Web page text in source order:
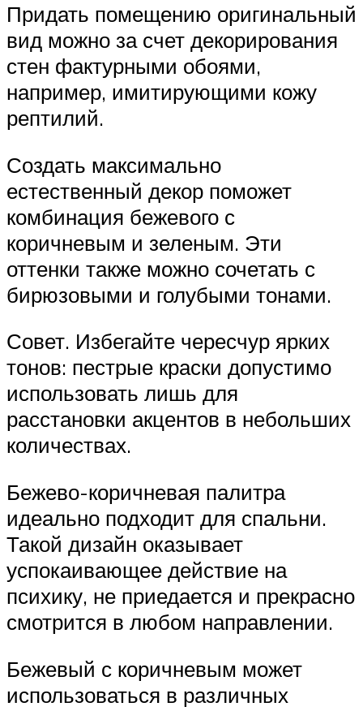
Придать помещению оригинальный
вид можно за счет декорирования
стен фактурными обоями,
например, имитирующими кожу
рептилий.
Создать максимально
естественный декор поможет
комбинация бежевого с
коричневым и зеленым. Эти
оттенки также можно сочетать с
бирюзовыми и голубыми тонами.
Совет. Избегайте чересчур ярких
тонов: пестрые краски допустимо
использовать лишь для
расстановки акцентов в небольших
количествах.
Бежево-коричневая палитра
идеально подходит для спальни.
Такой дизайн оказывает
успокаивающее действие на
психику, не приедается и прекрасно
смотрится в любом направлении.
Бежевый с коричневым может
использоваться в различных